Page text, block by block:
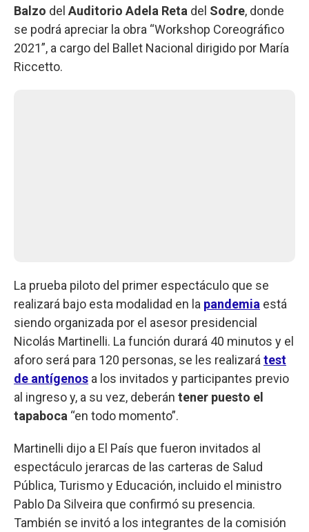
Balzo del Auditorio Adela Reta del Sodre, donde
se podrá apreciar la obra “Workshop Coreográfico
2021”, a cargo del Ballet Nacional dirigido por María
Riccetto.
La prueba piloto del primer espectáculo que se
realizará bajo esta modalidad en la pandemia está
siendo organizada por el asesor presidencial
Nicolás Martinelli. La función durará 40 minutos y el
aforo será para 120 personas, se les realizará test
de antígenos a los invitados y participantes previo
al ingreso y, a su vez, deberán tener puesto el
tapaboca “en todo momento”.
Martinelli dijo a El País que fueron invitados al
espectáculo jerarcas de las carteras de Salud
Pública, Turismo y Educación, incluido el ministro
Pablo Da Silveira que confirmó su presencia.
También se invitó a los integrantes de la comisión